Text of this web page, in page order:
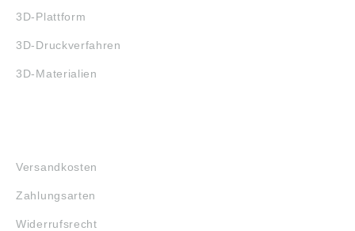
3D-Plattform
3D-Druckverfahren
3D-Materialien
Versandkosten
Zahlungsarten
Widerrufsrecht